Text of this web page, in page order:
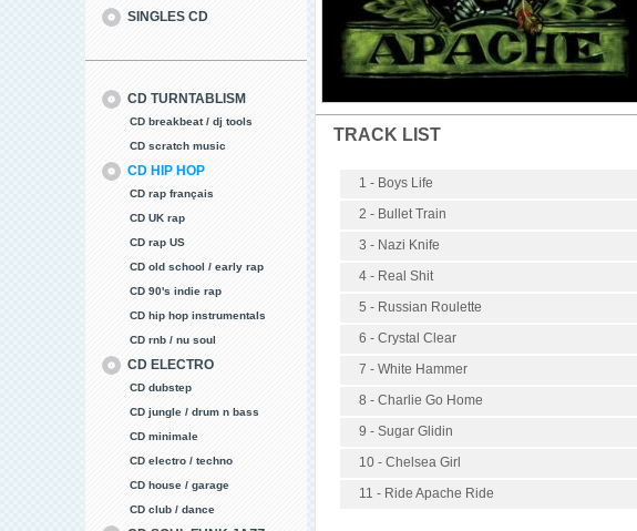
SINGLES CD
CD TURNTABLISM
CD breakbeat / dj tools
CD scratch music
CD HIP HOP
CD rap français
CD UK rap
CD rap US
CD old school / early rap
CD 90's indie rap
CD hip hop instrumentals
CD rnb / nu soul
CD ELECTRO
CD dubstep
CD jungle / drum n bass
CD minimale
CD electro / techno
CD house / garage
CD club / dance
TRACK LIST
1 - Boys Life
2 - Bullet Train
3 - Nazi Knife
4 - Real Shit
5 - Russian Roulette
6 - Crystal Clear
7 - White Hammer
8 - Charlie Go Home
9 - Sugar Glidin
10 - Chelsea Girl
11 - Ride Apache Ride